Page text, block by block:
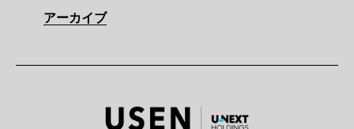
アーカイブ